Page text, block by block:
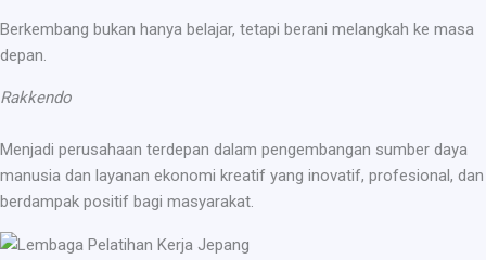
Berkembang bukan hanya belajar, tetapi berani melangkah ke masa
depan.
Rakkendo
Menjadi perusahaan terdepan dalam pengembangan sumber daya
manusia dan layanan ekonomi kreatif yang inovatif, profesional, dan
berdampak positif bagi masyarakat.